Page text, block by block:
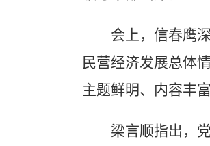
会上，信春鹰深
民营经济发展总体
主题鲜明、内容丰
梁言顺指出，党